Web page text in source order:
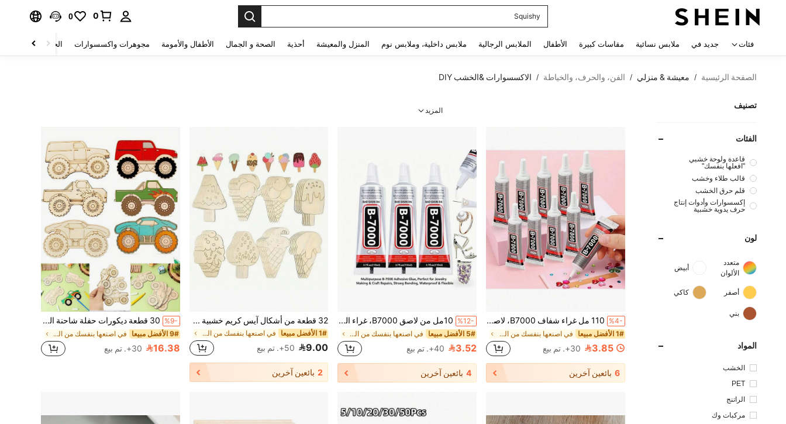
Squishy
0
0
فئات جديد في ملابس نسائية مقاسات كبيرة الأطفال الملابس الرجالية ملابس داخلية، وملابس نوم المنزل والمعيشة أحذية الصحة و الجمال الأطفال والأمومة مجوهرات واكسسوارات الحقائب والأمتعة
الصفحة الرئيسية / معيشة & منزلي / الفن، والحرف، والخياطة / الاكسسوارات &الخشب DIY
تصنيف
الفئات
قاعدة ولوحة خشبي
"افعلها بنفسك"
قالب طلاء وخشب
قلم حرق الخشب
إكسسوارات وأدوات إنتاج
حرف يدوية خشبية
لون
متعدد
الألوان
أبيض
أصفر كاكي
بني
المواد
الخشب
PET
الراتنج
مركبات وك
المزيد
%4- 110 مل غراء شفاف B7000، لاصق مرن مقاوم للماء متعدد الاستخدامات، مناسب لإصلاح شاشة الهاتف، الأحجار الكريمة، صناعة المجوهرات، الملابس، الأحذية، الحقائب، حرف الراتنج، ديكور الأكريليك، النماذج المصغرة، إطارات النظارات، لوازم DIY
1# الأفضل مبيعا في اصنعها بنفسك من الخشب واكسسواراته اصنعها بنفسك
3.85 30+. تم بيع
6 بائعين آخرين
%12- 10مل من لاصق B7000، غراء المجوهرات لشريط الرأس والدبابيس والإعدادات المجوهرات والماس والأقراط والقلادة مشاريع DIY، عامل ربط فائق القوة
5# الأفضل مبيعا في اصنعها بنفسك من الخشب واكسسواراته اصنعها بنفسك
3.52 40+. تم بيع
4 بائعين آخرين
32 قطعة من أشكال آيس كريم خشبية غير مكتملة، مناسبة لمشاريع الأعمال اليدوية والديكور، مع علامات هدايا - مشروع فني بطبعة يدوية للصيف، مناسب للمنزل والحفلات والزفاف
1# الأفضل مبيعا في اصنعها بنفسك من الخشب واكسسواراته اصنعها بنفسك
9.00 50+. تم بيع
2 بائعين آخرين
%9- 30 قطعة ديكورات حفلة شاحنة الوحش، هدايا حفلة عيد ميلاد الوحش الميكانيكي، مواد حرفية خشبية على شكل شاحنة، قطع خشبية غير مكتملة DIY ديكورات حفلة عيد ميلاد بموضوع السباق، هدايا حفلة، أشكال خشبية جرافيتي، مثالية لعيد الميلاد وحفلات أعياد الميلاد وديكورات العطلات، حرف العطلات، ديكورات ممتعة، تفاصيل رائعة، ديكورات خشبية حرفية، شاحنة بيج فوت، لافتة خشبية جرافيتي للسيارة
9# الأفضل مبيعا في اصنعها بنفسك من الخشب واكسسواراته اصنعها بنفسك
16.38 30+. تم بيع